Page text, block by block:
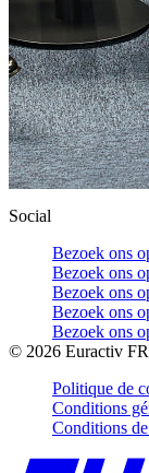
Social
Bezoek ons
Bezoek ons
Bezoek ons
Bezoek ons
Bezoek ons
© 2026 Euractiv FR
Politique de
Conditions
Conditions